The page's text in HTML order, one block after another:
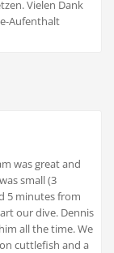
Vielen Dank
Aufenthalt
was great and
small (3
5 minutes from
our dive. Dennis
all the time. We
cuttlefish and a